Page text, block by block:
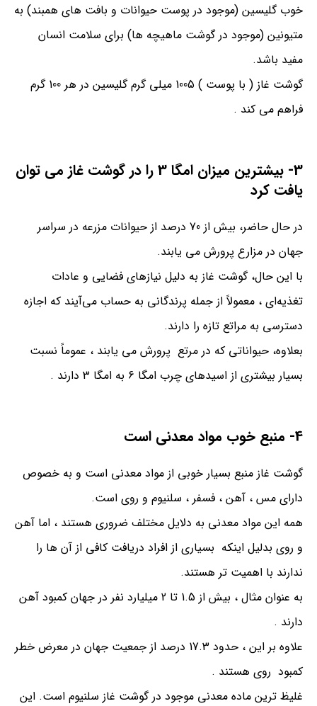
خوب گلیسین (موجود در پوست حیوانات و بافت های همبند) به
متیونین (موجود در گوشت ماهیچه ها) برای سلامت انسان
مفید باشد.
گوشت غاز ( با پوست ) 1005 میلی گرم گلیسین در هر 100 گرم
فراهم می کند .
3- بیشترین میزان امگا 3 را در گوشت غاز می توان
یافت کرد
در حال حاضر، بیش از 70 درصد از حیوانات مزرعه در سراسر
جهان در مزارع پرورش می یابند.
با این حال، گوشت غاز به دلیل نیازهای فضایی و عادات
تغذیه‌ای ، معمولاً از جمله پرندگانی به حساب می‌آیند که اجازه
دسترسی به مراتع تازه را دارند.
بعلاوه، حیواناتی که در مرتع پرورش می یابند ، عموماً نسبت
بسیار بیشتری از اسیدهای چرب امگا 6 به امگا 3 دارند .
4- منبع خوب مواد معدنی است
گوشت غاز منبع بسیار خوبی از مواد معدنی است و به خصوص
دارای مس ، آهن ، فسفر ، سلنیوم و روی است.
همه این مواد معدنی به دلایل مختلف ضروری هستند ، اما آهن
و روی بدلیل اینکه بسیاری از افراد دریافت کافی از آن ها را
ندارند با اهمیت تر هستند.
به عنوان مثال ، بیش از 1.5 تا 2 میلیارد نفر در جهان کمبود آهن
دارند .
علاوه بر این ، حدود 17.3 درصد از جمعیت جهان در معرض خطر
کمبود روی هستند .
غلیظ ترین ماده معدنی موجود در گوشت غاز سلنیوم است. این